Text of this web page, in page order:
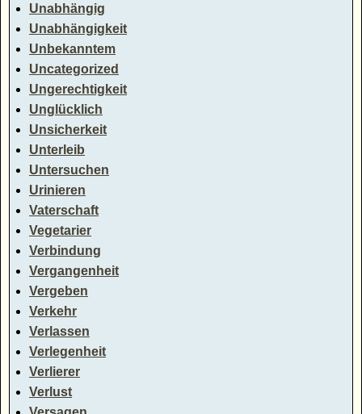
Unabhängig
Unabhängigkeit
Unbekanntem
Uncategorized
Ungerechtigkeit
Unglücklich
Unsicherkeit
Unterleib
Untersuchen
Urinieren
Vaterschaft
Vegetarier
Verbindung
Vergangenheit
Vergeben
Verkehr
Verlassen
Verlegenheit
Verlierer
Verlust